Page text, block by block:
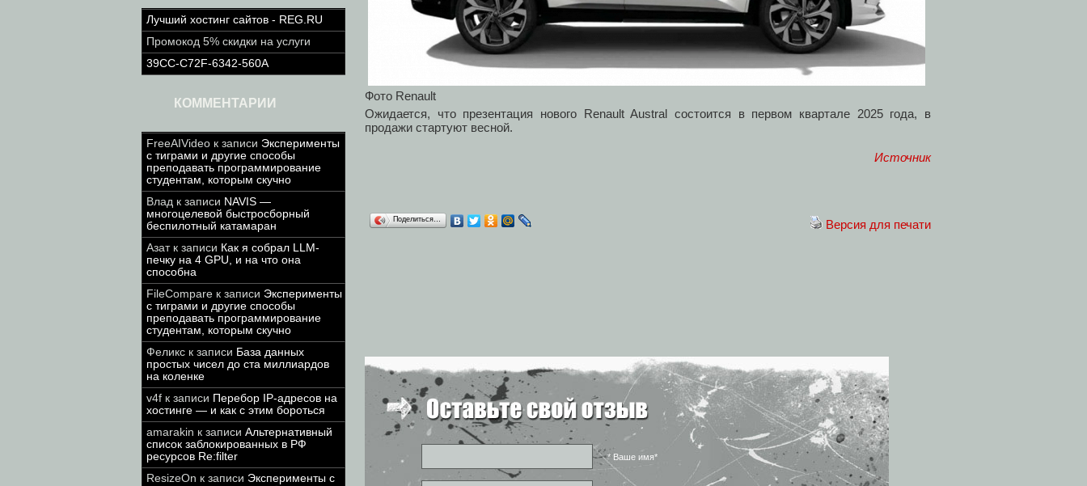
Лучший хостинг сайтов - REG.RU
Промокод 5% скидки на услуги
39CC-C72F-6342-560A
КОММЕНТАРИИ
FreeAIVideo к записи Эксперименты
с тиграми и другие способы
преподавать программирование
студентам, которым скучно
Влад к записи NAVIS —
многоцелевой быстросборный
беспилотный катамаран
Азатк записи Как я собрал LLM-
печку на 4 GPU, и на что она
способна
FileCompare к записи Эксперименты
с тиграми и другие способы
преподавать программирование
студентам, которым скучно
Феликс к записи База данных
простых чисел до ста миллиардов
на коленке
v4f к записи Перебор IP-адресов на
хостинге — и как с этим бороться
amarakin к записи Альтернативный
список заблокированных в РФ
ресурсов Re:filter
ResizeOn к записи Эксперименты с
Фото Renault
Ожидается, что презентация нового Renault Austral состоится в первом квартале 2025 года, в
продажи стартуют весной.
Источник
Версия для печати
Поделиться…
* Ваше имя*